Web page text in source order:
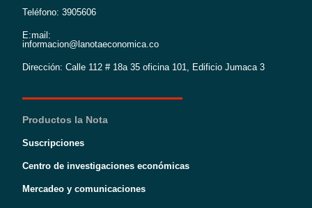
Teléfono: 3905606
E:mail:
informacion@lanotaeconomica.co
Dirección: Calle 112 # 18a 35 oficina 101, Edificio Jumaca 3
Productos la Nota
Suscripciones
Centro de investigaciones económicas
Mercadeo y comunicaciones